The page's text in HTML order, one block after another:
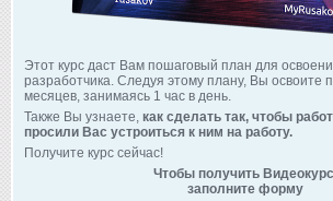
Этот курс даст Вам пошаговый план для
разработчика. Следуя этому плану, Вы освоите
месяцев, занимаясь 1 час в день.
Также Вы узнаете, как сделать так, чтобы
просили Вас устроиться к ним на работу.
Получите курс сейчас!
Чтобы получить
заполните форму